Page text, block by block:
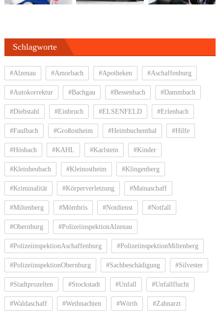
Schlagworte
#Alzenau #Amorbach #Apotheken #Aschaffenburg
#Autokorrektur #Bachgau #Bessenbach #Dammbach
#Diebstahl #Einbruch #ELSENFELD #Erlenbach
#Faulbach #Großostheim #Heimbuchenthal #Hilfe
#Hösbach #KAHL #Karlstein #Kinder
#Kleinheubach #Kleinostheim #Klingenberg
#Kriminalität #Körperverletzung #Mainaschaff
#Miltenberg #Mömbris #Notdienst #Notfall
#Obernburg #PolizeiinspektionAlzenau
#PolizeiinspektionAschaffenburg #PolizeiinspektionMiltenberg
#PolizeiinspektionObernburg #Sachbeschädigung #Silvester
#Stadtprozelten #Stockstadt #Unfall #Unfallflucht
#Waldaschaff #Weihnachten #Wörth #Zahnarzt